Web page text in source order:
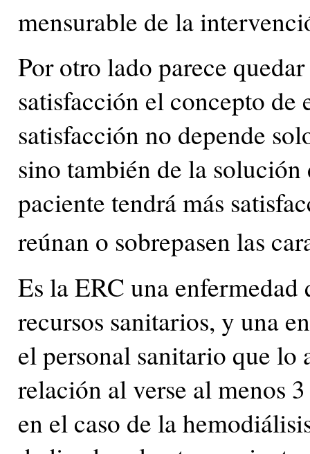
mensurable de la
Por otro lado parece
satisfacción el concepto de
satisfacción no depende
sino también de la solución
paciente tendrá más
reúnan o sobrepasen las
Es la ERC una
recursos sanitarios, y una
el personal sanitario que lo
relación al verse al menos
en el caso de la